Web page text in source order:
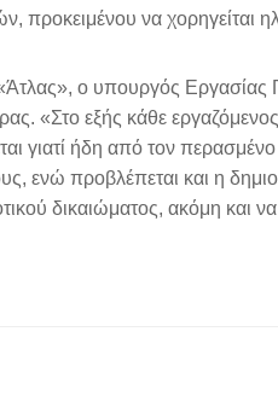
να χορηγείται
ο υπουργός Εργασίας
«Στο εξής κάθε
γιατί ήδη από τον
ενώ προβλέπεται και η
δικαιώματος, ακόμη και